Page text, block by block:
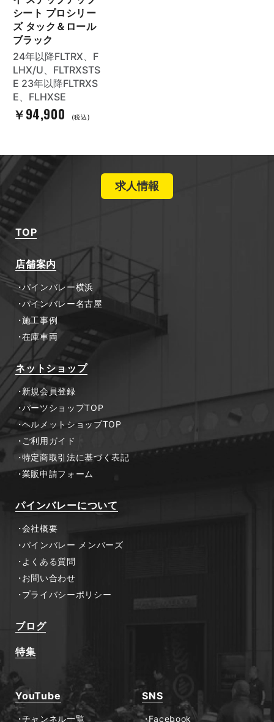
シート プロシリー
ズ タック＆ロール
ブラック
24年以降FLTRX、F
LHX/U、FLTRXSTS
E 23年以降FLTRXS
E、FLHXSE
￥94,900 (税込)
求人情報
TOP
店舗案内
パインバレー横浜
パインバレー名古屋
施工事例
在庫車両
ネットショップ
新規会員登録
パーツショップTOP
ヘルメットショップTOP
ご利用ガイド
特定商取引法に基づく表記
業販申請フォーム
パインバレーについて
会社概要
パインバレー メンバーズ
よくある質問
お問い合わせ
プライバシーポリシー
ブログ
特集
YouTube
チャンネル一覧
SNS
Facebook